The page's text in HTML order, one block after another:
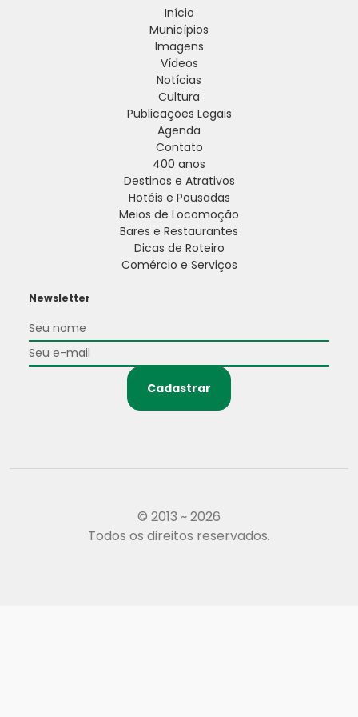
Início
Municípios
Imagens
Vídeos
Notícias
Cultura
Publicações Legais
Agenda
Contato
400 anos
Destinos e Atrativos
Hotéis e Pousadas
Meios de Locomoção
Bares e Restaurantes
Dicas de Roteiro
Comércio e Serviços
Newsletter
Cadastrar
© 2013 ~ 2026
Todos os direitos reservados.